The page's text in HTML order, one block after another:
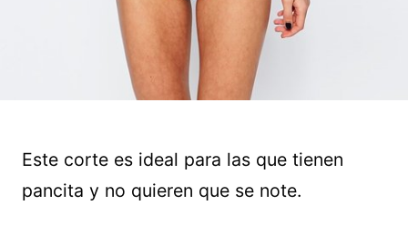
Este corte es ideal para las que tienen
pancita y no quieren que se note.